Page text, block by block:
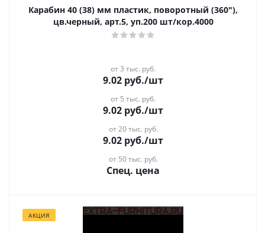
Карабин 40 (38) мм пластик, поворотный (360"),
цв.черный, арт.5, уп.200 шт/кор.4000
от 3 тыс. руб.
9.02 руб./шт
от 5 тыс. руб.
9.02 руб./шт
от 20 тыс. руб.
9.02 руб./шт
от 50 тыс. руб.
Спец. цена
АКЦИЯ